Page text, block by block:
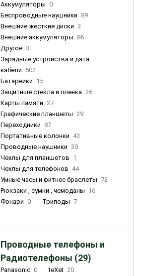
Аккумуляторы 0
Беспроводные наушники 89
Внешние жесткие диски 3
Внешние аккумуляторы 86
Другое 3
Зарядные устройства и дата
кабели 502
Батарейки 15
Защитные стекла и пленка 26
Карты памяти 27
Графические планшеты 29
Переходники 87
Портативные колонки 43
Проводные наушники 30
Чехлы для планшетов 1
Чехлы для телефонов 44
Умные часы и фитнес браслеты 72
Рюкзаки , сумки , чемоданы 16
Фонари 0 Триподы 7
Проводные телефоны и
Радиотелефоны (29)
Panasonic 0 teXet 20